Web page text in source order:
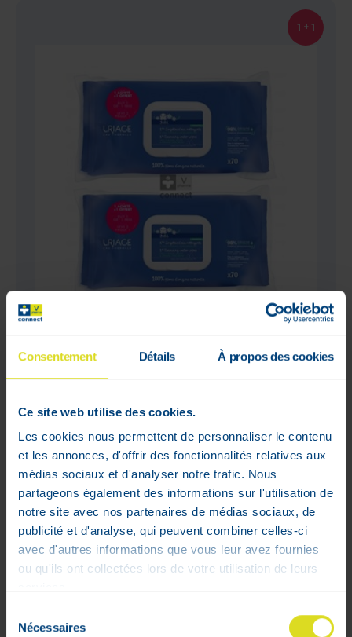
Consentement Détails À propos des cookies
Ce site web utilise des cookies.
Les cookies nous permettent de personnaliser le contenu
et les annonces, d'offrir des fonctionnalités relatives aux
médias sociaux et d'analyser notre trafic. Nous
partageons également des informations sur l'utilisation de
notre site avec nos partenaires de médias sociaux, de
publicité et d'analyse, qui peuvent combiner celles-ci
avec d'autres informations que vous leur avez fournies
ou qu'ils ont collectées lors de votre utilisation de leurs
Nécessaires
1 + 1
Uriage 1ere Lingettes Nettoyant
Duo 2x70
€
voorraad
Laat het me weten wanneer het
WEB
ONLY